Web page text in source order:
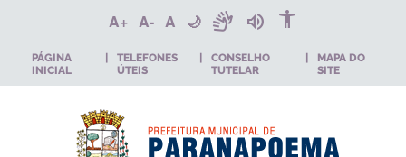
A+ A- A 🌙 sign_language volume_up accessibility_new
PÁGINA
INICIAL
TELEFONES
ÚTEIS
CONSELHO
TUTELAR
MAPA DO
SITE